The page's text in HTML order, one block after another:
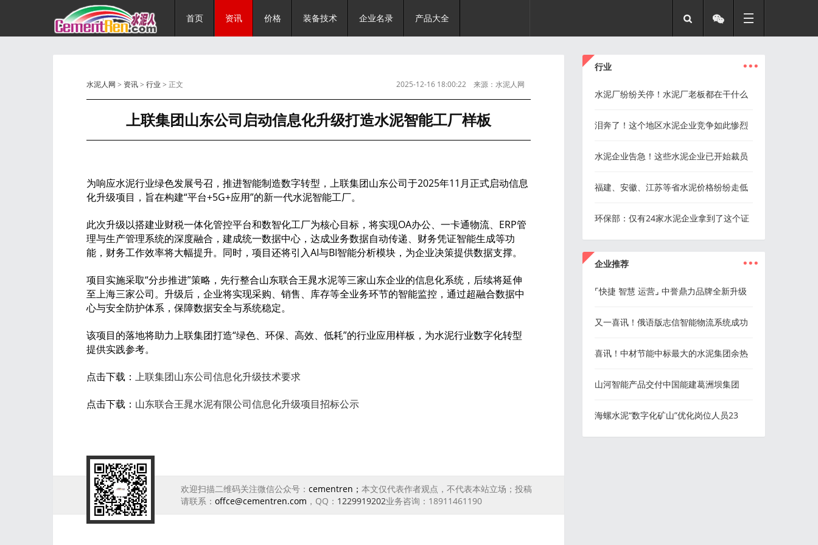
首页 资讯 价格 装备技术 企业名录 产品大全
水泥人网 > 资讯> 行业 > 正文 2025-12-16 18:00:22 来源：水泥人网
上联集团山东公司启动信息化升级打造水泥智能工厂样板
为响应水泥行业绿色发展号召，推进智能制造数字转型，上联集团山东公司于2025年11月正式启动信息
化升级项目，旨在构建“平台+5G+应用”的新一代水泥智能工厂。
此次升级以搭建业财税一体化管控平台和数智化工厂为核心目标，将实现OA办公、一卡通物流、ERP管
理与生产管理系统的深度融合，建成统一数据中心，达成业务数据自动传递、财务凭证智能生成等功
能，财务工作效率将大幅提升。同时，项目还将引入AI与BI智能分析模块，为企业决策提供数据支撑。
项目实施采取“分步推进”策略，先行整合山东联合王晁水泥等三家山东企业的信息化系统，后续将延伸
至上海三家公司。升级后，企业将实现采购、销售、库存等全业务环节的智能监控，通过超融合数据中
心与安全防护体系，保障数据安全与系统稳定。
该项目的落地将助力上联集团打造“绿色、环保、高效、低耗”的行业应用样板，为水泥行业数字化转型
提供实践参考。
点击下载： 上联集团山东公司信息化升级技术要求
点击下载： 山东联合王晁水泥有限公司信息化升级项目招标公示
欢迎扫描二维码关注微信公众号：cementren；本文仅代表作者观点，不代表本站立场；投稿
请联系：offce@cementren.com ，QQ： 1229919202业务咨询：18911461190
行业 ...
水泥厂纷纷关停！水泥厂老板都在干什么
泪奔了！这个地区水泥企业竞争如此惨烈
水泥企业告急！这些水泥企业已开始裁员
福建、安徽、江苏等省水泥价格纷纷走低
环保部：仅有24家水泥企业拿到了这个证
企业推荐 ...
⌜快捷 智慧 运营⌟ 中誉鼎力品牌全新升级
又一喜讯！俄语版志信智能物流系统成功
上线
喜讯！中材节能中标最大的水泥集团余热
发电改造项目！
山河智能产品交付中国能建葛洲坝集团
海螺水泥“数字化矿山”优化岗位人员23